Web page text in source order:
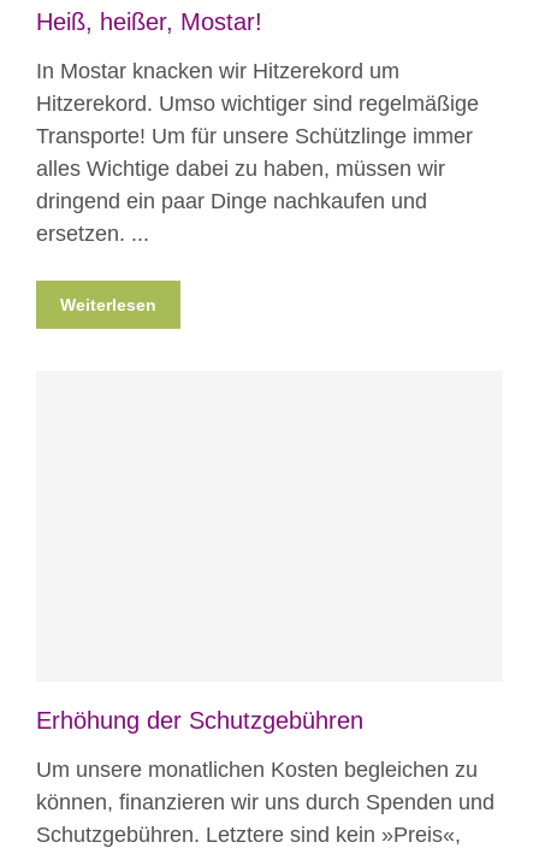
Heiß, heißer, Mostar!
In Mostar knacken wir Hitzerekord um
Hitzerekord. Umso wichtiger sind regelmäßige
Transporte! Um für unsere Schützlinge immer
alles Wichtige dabei zu haben, müssen wir
dringend ein paar Dinge nachkaufen und
ersetzen. ...
Weiterlesen
Erhöhung der Schutzgebühren
Um unsere monatlichen Kosten begleichen zu
können, finanzieren wir uns durch Spenden und
Schutzgebühren. Letztere sind kein »Preis«,